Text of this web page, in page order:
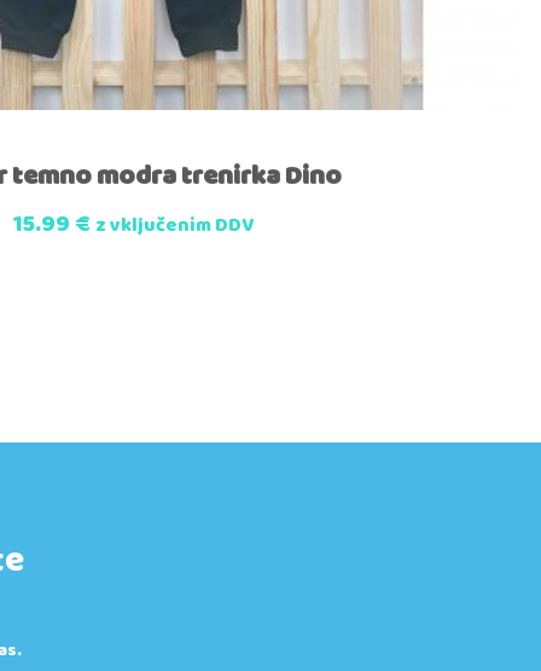
temno modra trenirka Dino
15.99€ z vključenim DDV